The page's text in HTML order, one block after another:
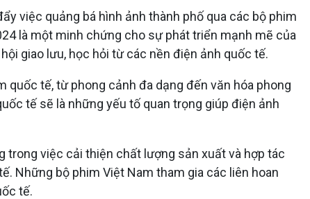
việc quảng bá hình ảnh thành phố qua các bộ phim
là một minh chứng cho sự phát triển mạnh mẽ của
giao lưu, học hỏi từ các nền điện ảnh quốc tế.
tế, từ phong cảnh đa dạng đến văn hóa phong
tế sẽ là những yếu tố quan trọng giúp điện ảnh
trong việc cải thiện chất lượng sản xuất và hợp tác
Những bộ phim Việt Nam tham gia các liên hoan
tế.